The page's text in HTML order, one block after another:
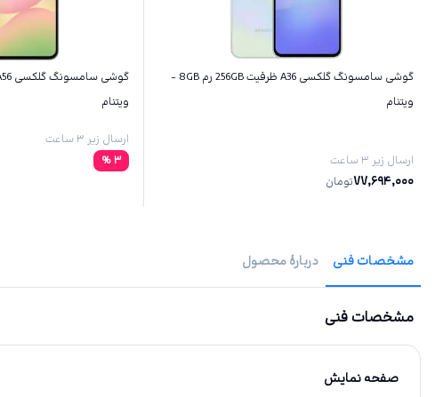
گوشی سامسونگ گلکسی A36 ظرفیت 256GB رم 8GB -
ویتنام
ارسال زیر ۳ ساعت
77,694,000تومان
ویتنام
ارسال زیر ۳ ساعت
3
%
مشخصات فنی دربارهٔ محصول
مشخصات فنی
صفحه نمایش